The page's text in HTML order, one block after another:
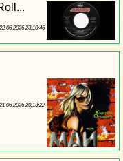
22 06 2026 23:10:46
21 06 2026 20:13:22